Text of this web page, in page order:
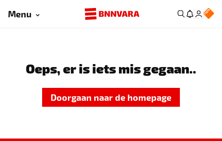
Menu
Oeps, er is iets mis gegaan..
Doorgaan naar de homepage